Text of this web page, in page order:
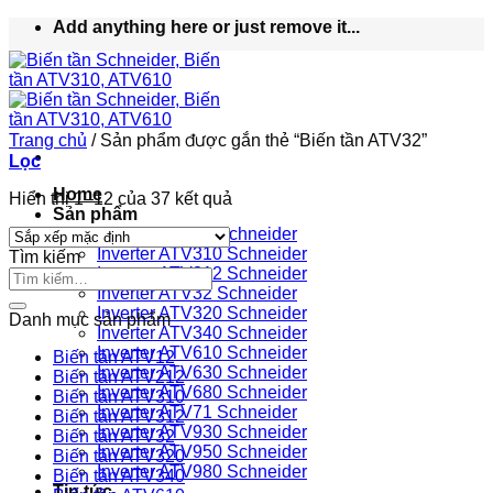
nội
dung
Add anything here or just remove it...
Home
Sản phẩm
Inverter ATV12 Schneider
Inverter ATV310 Schneider
Inverter ATV312 Schneider
Inverter ATV32 Schneider
Inverter ATV320 Schneider
Inverter ATV340 Schneider
Inverter ATV610 Schneider
Inverter ATV630 Schneider
Inverter ATV680 Schneider
Inverter ATV71 Schneider
Inverter ATV930 Schneider
Inverter ATV950 Schneider
Inverter ATV980 Schneider
Trang chủ /Sản phẩm được gắn thẻ “Biến tần ATV32”
Lọc
Hiển thị 1–12 của 37 kết quả
Tìm kiếm
Danh mục sản phẩm
Biến tần ATV12
Biến tần ATV212
Biến tần ATV310
Biến tần ATV312
Biến tần ATV32
Biến tần ATV320
Biến tần ATV340